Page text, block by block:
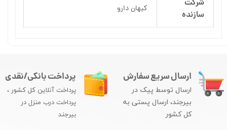
شرکت
سازنده
کیهان دارو
ارسال سریع سفارش
ارسال توسط پیک در
بیرجند، ارسال پستی به
کل کشور
پرداخت بانکی/نقدی
پرداخت آنلاین کل کشور ،
پرداخت درب منزل در
بیرجند